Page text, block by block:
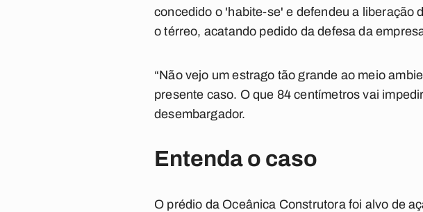
concedido o 'habite-se' e defendeu a liberação
o térreo, acatando pedido da defesa da
“Não vejo um estrago tão grande ao meio
presente caso. O que 84 centímetros vai
desembargador.
Entenda o caso
O prédio da Oceânica Construtora foi alvo de